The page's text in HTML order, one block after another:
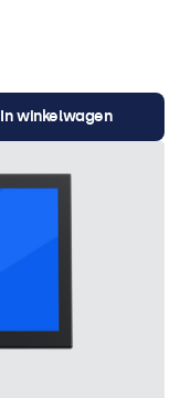
In winkelwagen